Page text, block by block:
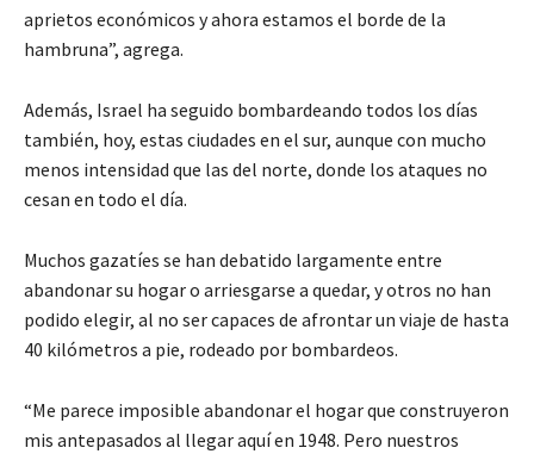
aprietos económicos y ahora estamos el borde de la
hambruna”, agrega.
Además, Israel ha seguido bombardeando todos los días
también, hoy, estas ciudades en el sur, aunque con mucho
menos intensidad que las del norte, donde los ataques no
cesan en todo el día.
Muchos gazatíes se han debatido largamente entre
abandonar su hogar o arriesgarse a quedar, y otros no han
podido elegir, al no ser capaces de afrontar un viaje de hasta
40 kilómetros a pie, rodeado por bombardeos.
“Me parece imposible abandonar el hogar que construyeron
mis antepasados al llegar aquí en 1948. Pero nuestros